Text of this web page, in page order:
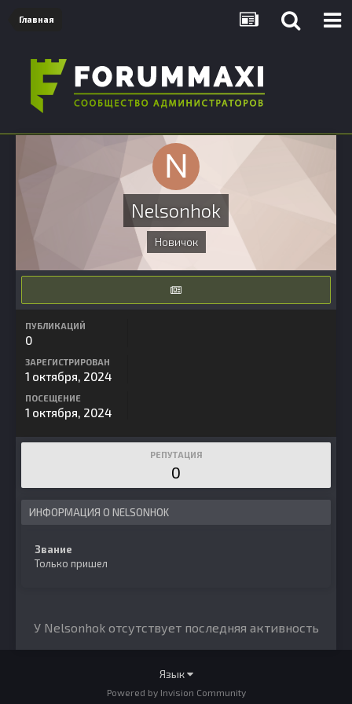
Главная
Nelsonhok
Новичок
ПУБЛИКАЦИЙ
0
ЗАРЕГИСТРИРОВАН
1 октября, 2024
ПОСЕЩЕНИЕ
1 октября, 2024
РЕПУТАЦИЯ
0
ИНФОРМАЦИЯ О NELSONHOK
Звание
Только пришел
У Nelsonhok отсутствует последняя активность
Язык
Powered by Invision Community